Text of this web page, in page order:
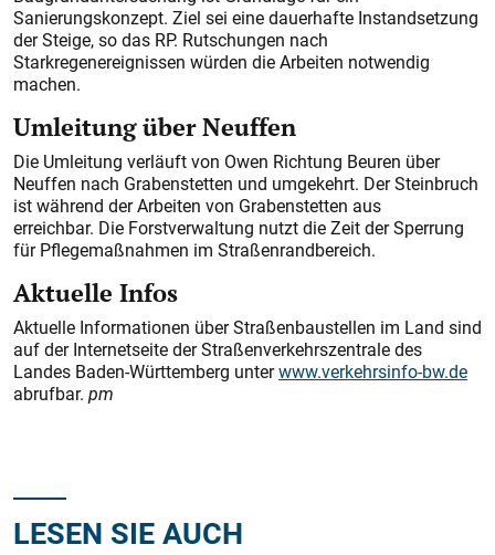
Sanierungskonzept. Ziel sei eine dauerhafte Instandsetzung
der Steige, so das RP. Rutschungen nach
Starkregenereignissen würden die Arbeiten notwendig
machen.
Umleitung über Neuffen
Die Umleitung verläuft von Owen Richtung Beuren über
Neuffen nach Grabenstetten und umgekehrt. Der Steinbruch
ist während der Arbeiten von Grabenstetten aus
erreichbar. Die Forstverwaltung nutzt die Zeit der Sperrung
für Pflegemaßnahmen im Straßenrandbereich.
Aktuelle Infos
Aktuelle Informationen über Straßenbaustellen im Land sind
auf der Internetseite der Straßenverkehrszentrale des
Landes Baden-Württemberg unterwww.verkehrsinfo-bw.de
abrufbar. pm
LESEN SIE AUCH